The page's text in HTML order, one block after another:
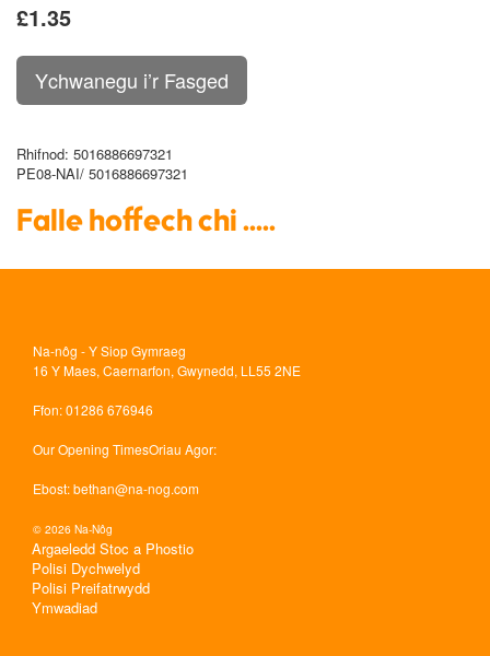
£1.35
Rhifnod: 5016886697321
PE08-NAI/ 5016886697321
Falle hoffech chi .....
Na-nôg - Y Siop Gymraeg
16 Y Maes, Caernarfon, Gwynedd, LL55 2NE
Ffon: 01286 676946
Our Opening TimesOriau Agor:
Ebost:bethan@na-nog.com
© 2026 Na-Nôg
Argaeledd Stoc a Phostio
Polisi Dychwelyd
Polisi Preifatrwydd
Ymwadiad